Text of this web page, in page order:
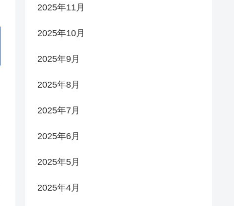
2025年11月
2025年10月
2025年9月
2025年8月
2025年7月
2025年6月
2025年5月
2025年4月